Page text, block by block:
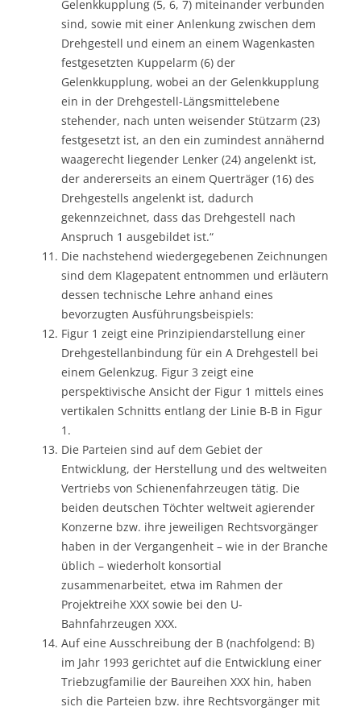
Gelenkkupplung (5, 6, 7) miteinander verbunden
sind, sowie mit einer Anlenkung zwischen dem
Drehgestell und einem an einem Wagenkasten
festgesetzten Kuppelarm (6) der
Gelenkkupplung, wobei an der Gelenkkupplung
ein in der Drehgestell-Längsmittelebene
stehender, nach unten weisender Stützarm (23)
festgesetzt ist, an den ein zumindest annähernd
waagerecht liegender Lenker (24) angelenkt ist,
der andererseits an einem Querträger (16) des
Drehgestells angelenkt ist, dadurch
gekennzeichnet, dass das Drehgestell nach
Anspruch 1 ausgebildet ist.“
Die nachstehend wiedergegebenen Zeichnungen
sind dem Klagepatent entnommen und erläutern
dessen technische Lehre anhand eines
bevorzugten Ausführungsbeispiels:
Figur 1 zeigt eine Prinzipiendarstellung einer
Drehgestellanbindung für ein A Drehgestell bei
einem Gelenkzug. Figur 3 zeigt eine
perspektivische Ansicht der Figur 1 mittels eines
vertikalen Schnitts entlang der Linie B-B in Figur
1.
Die Parteien sind auf dem Gebiet der
Entwicklung, der Herstellung und des weltweiten
Vertriebs von Schienenfahrzeugen tätig. Die
beiden deutschen Töchter weltweit agierender
Konzerne bzw. ihre jeweiligen Rechtsvorgänger
haben in der Vergangenheit – wie in der Branche
üblich – wiederholt konsortial
zusammenarbeitet, etwa im Rahmen der
Projektreihe XXX sowie bei den U-
Bahnfahrzeugen XXX.
Auf eine Ausschreibung der B (nachfolgend: B)
im Jahr 1993 gerichtet auf die Entwicklung einer
Triebzugfamilie der Baureihen XXX hin, haben
sich die Parteien bzw. ihre Rechtsvorgänger mit